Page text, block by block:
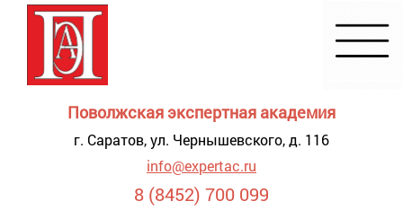
Поволжская экспертная академия
г. Саратов, ул. Чернышевского, д. 116
info@expertac.ru
8 (8452) 700 099